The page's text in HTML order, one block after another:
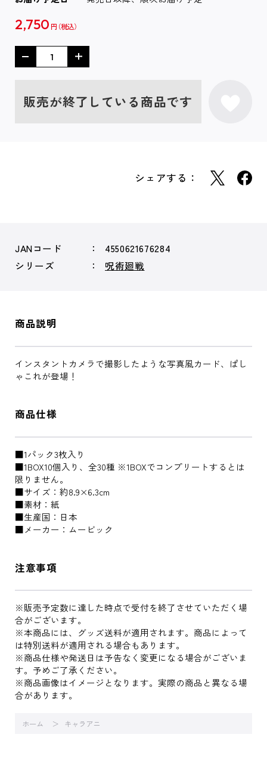
2,750 円
販売が終了している商品です
シェアする：
JANコード
4550621676284
シリーズ
呪術廻戦
商品説明
インスタントカメラで撮影したような写真風カード、ぱし
ゃこれが登場！
商品仕様
■1パック3枚入り
■1BOX10個入り、全30種 ※1BOXでコンプリートするとは
限りません。
■サイズ：約8.9×6.3cm
■素材：紙
■生産国：日本
■メーカー：ムービック
注意事項
※販売予定数に達した時点で受付を終了させていただく場
合がございます。
※本商品には、グッズ送料が適用されます。商品によって
は特別送料が適用される場合もあります。
※商品仕様や発送日は予告なく変更になる場合がございま
す。予めご了承ください。
※商品画像はイメージとなります。実際の商品と異なる場
合があります。
ホーム キャラアニ